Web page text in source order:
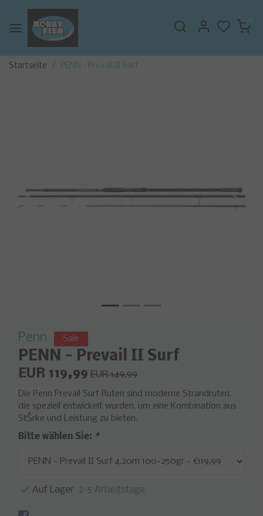
0
Startseite PENN - Prevail II Surf
Zurück
Penn Sale
PENN - Prevail II Surf
EUR 119,99 EUR 149,99
Die Penn Prevail Surf Ruten sind moderne Strandruten,
die speziell entwickelt wurden, um eine Kombination aus
StŠrke und Leistung zu bieten.
Bitte wählen Sie: *
Auf Lager 2-5 Arbeitstage